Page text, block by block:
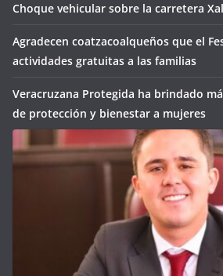
Choque vehicular sobre la carretera
Agradecen coatzacoalqueños que el
actividades gratuitas a las familias
Veracruzana Protegida ha brindado
de protección y bienestar a mujeres